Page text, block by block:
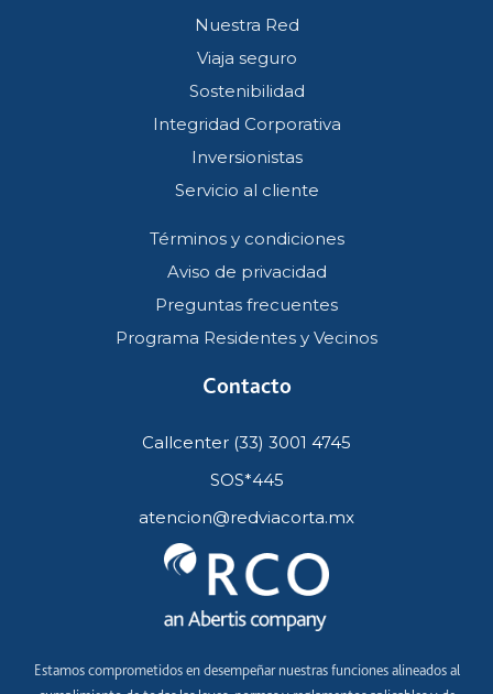
Estamos comprometidos en desempeñar nuestras funciones alineados al
Nuestra Red
Viaja seguro
Sostenibilidad
Integridad Corporativa
Inversionistas
Servicio al cliente
Términos y condiciones
Aviso de privacidad
Preguntas frecuentes
Programa Residentes y Vecinos
Contacto
Callcenter (33) 3001 4745
SOS*445
atencion@redviacorta.mx